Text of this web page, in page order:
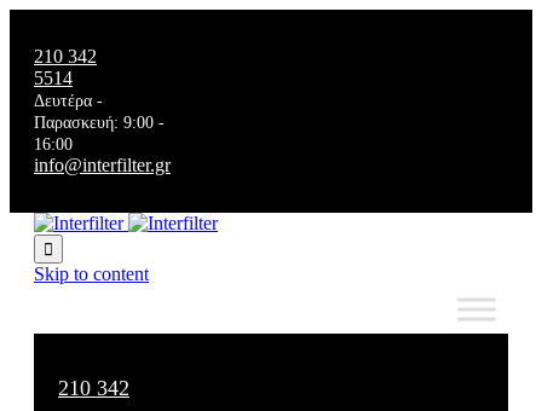
210 342
5514
Δευτέρα -
Παρασκευή: 9:00 -
16:00
info@interfilter.gr

Skip to content
210 342